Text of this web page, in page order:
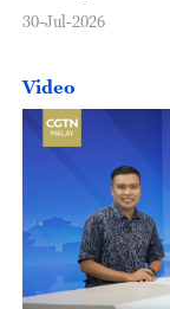
30-Jul-2026
Video